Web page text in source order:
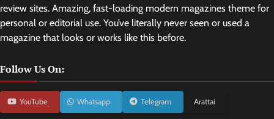
review sites. Amazing, fast-loading modern magazines theme for
personal or editorial use. You’ve literally never seen or used a
magazine that looks or works like this before.
Follow Us On:
YouTube Whatsapp Telegram Arattai